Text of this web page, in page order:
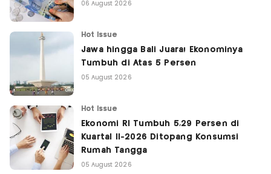
06 August 2026
Hot Issue
Jawa hingga Bali Juara! Ekonominya
Tumbuh di Atas 5 Persen
05 August 2026
Hot Issue
Ekonomi RI Tumbuh 5,29 Persen di
Kuartal II-2026 Ditopang Konsumsi
Rumah Tangga
05 August 2026